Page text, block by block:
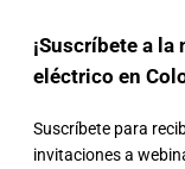
¡Suscríbete a
eléctrico en
Suscríbete para
invitaciones a